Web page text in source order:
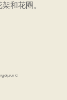
和花圈。